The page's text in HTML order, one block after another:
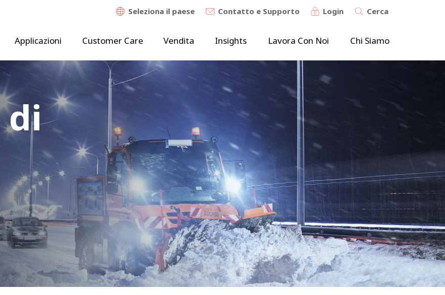
Seleziona il paese Contatto e Supporto Login Cerca
Applicazioni Customer Care Vendita Insights Lavora Con Noi Chi Siamo
di